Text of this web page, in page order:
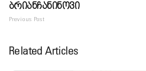
Ბრიანჩანინოვი
Previous Post
Related Articles